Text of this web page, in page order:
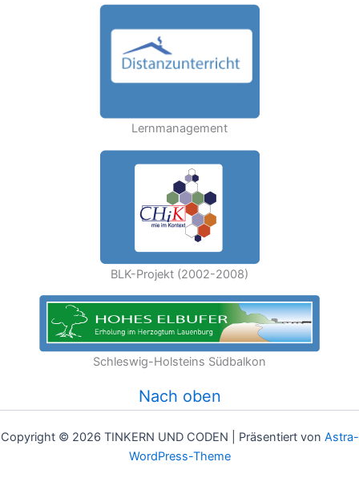
Lernmanagement
BLK-Projekt (2002-2008)
Schleswig-Holsteins Südbalkon
Nach oben
Copyright © 2026 TINKERN UND CODEN | Präsentiert von Astra-
WordPress-Theme